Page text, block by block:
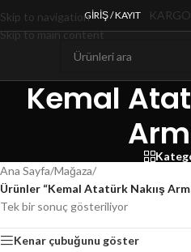
Skip to navigation
Skip to main content
GIRIŞ / KAYIT
Kemal
Ana Sayfa/Mağaza/
Ürünler “Kemal Atatürk Nakıış
Tek bir sonuç gösteriliyor
Kenar çubuğunu göster